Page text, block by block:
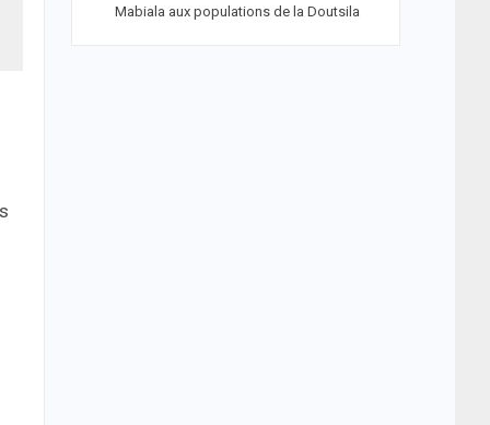
Mabiala aux populations de la Doutsila